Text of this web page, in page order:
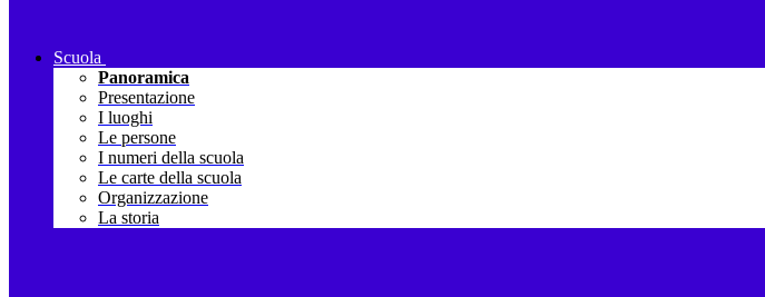
Scuola
Panoramica
Presentazione
I luoghi
Le persone
I numeri della scuola
Le carte della scuola
Organizzazione
La storia